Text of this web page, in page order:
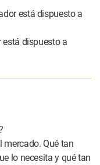
está dispuesto a
está dispuesto a
mercado. Qué tan
lo necesita y qué tan